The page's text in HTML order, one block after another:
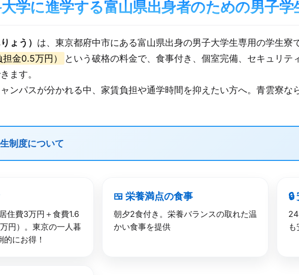
学に進学する富山県出身者のための男子学
ょう） は、東京都府中市にある富山県出身の男子大学生専用の学生寮
金0.5万円）
という破格の料金で、食事付き、個室完備、セキュリテ
ます。
ンパスが分かれる中、家賃負担や通学時間を抑えたい方へ。青雲寮な
制度について
居住費3万円＋食費1.6
円）。東京の一人暮
にお得！
🍱 栄養満点の​食事
朝夕2食付き。栄養バランスの取れた温
かい食事を提供